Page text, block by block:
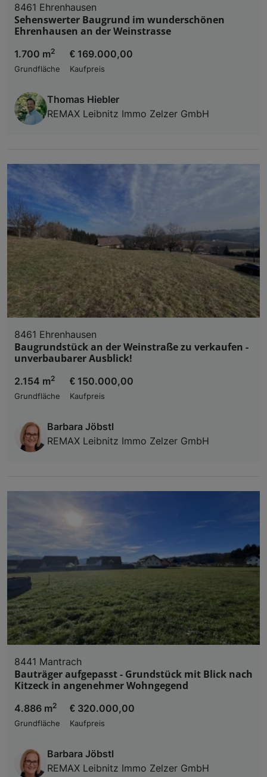
8461 Ehrenhausen
Sehenswerter Baugrund im wunderschönen
Ehrenhausen an der Weinstrasse
1.700 m2
Grundfläche
€ 169.000,00
Kaufpreis
Thomas Hiebler
REMAX Leibnitz Immo Zelzer GmbH
8461 Ehrenhausen
Baugrundstück an der Weinstraße zu verkaufen -
unverbaubarer Ausblick!
2.154 m2
Grundfläche
€ 150.000,00
Kaufpreis
Barbara Jöbstl
REMAX Leibnitz Immo Zelzer GmbH
8441 Mantrach
Bauträger aufgepasst - Grundstück mit Blick nach
Kitzeck in angenehmer Wohngegend
4.886 m2
Grundfläche
€ 320.000,00
Kaufpreis
Barbara Jöbstl
REMAX Leibnitz Immo Zelzer GmbH